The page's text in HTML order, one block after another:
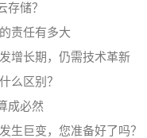
存储？
责任有多大
增长期，仍需技术革新
么区别？
成必然
生巨变，您准备好了吗？